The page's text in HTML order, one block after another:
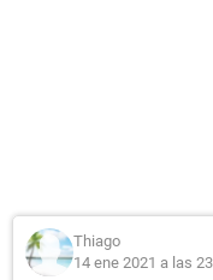
Thiago
14 ene 2021 a las